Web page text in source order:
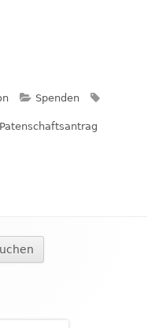
Kategorien
Spenden
Patenschaftsantrag